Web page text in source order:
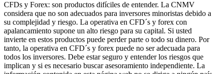
CFDs y Forex: son productos difíciles de entender. La CNMV
considera que no son adecuados para inversores minoristas debido a
su complejidad y riesgo. La operativa en CFD´s y forex con
apalancamiento supone un alto riesgo para su capital. Si usted
invierte en estos productos puede perder parte o todo su dinero. Por
tanto, la operativa en CFD´s y forex puede no ser adecuada para
todos los inversores. Debe estar seguro y entender los riesgos que
implican y si es necesario buscar asesoramiento independiente. La